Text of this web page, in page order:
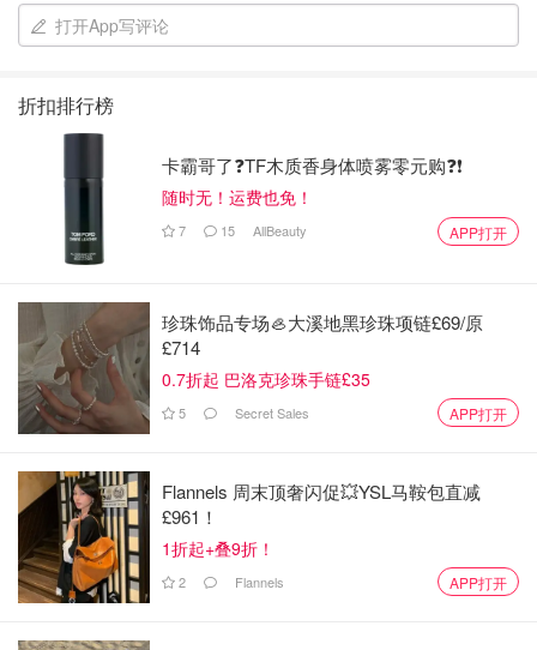
打开App写评论
折扣排行榜
卡霸哥了❓TF木质香身体喷雾零元购❓❗
随时无！运费也免！
7 15 AllBeauty APP打开
珍珠饰品专场🦪大溪地黑珍珠项链£69/原
£714
0.7折起 巴洛克珍珠手链£35
5 Secret Sales APP打开
Flannels 周末顶奢闪促💥YSL马鞍包直减
£961！
1折起+叠9折！
2 Flannels APP打开